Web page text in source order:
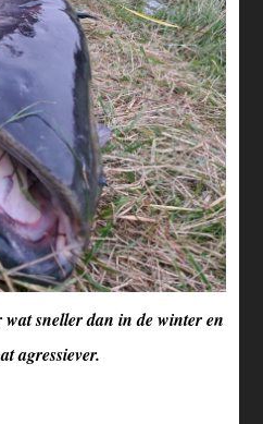
wat sneller dan in de winter en
agressiever.